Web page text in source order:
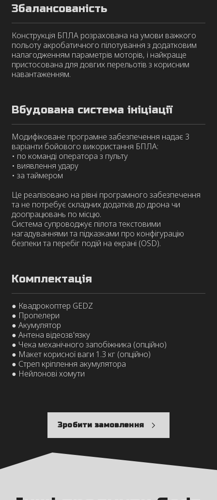
Збалансованість
Конструкція БПЛА розрахована на умови важкого
польоту акробатичного пілотування з додатковим
налагодженням параметрів моторів, і найкраще
пристосована для довгих перельотів з корисним
навантаженням.
Вбудована система ініціації
Модифіковане програмне забезпечення надає 3
варіанти бойового використання БПЛА:
• по команді оператора з пульту
• виявлення удару
• за таймером
Це реалізовано на рівні програмного забезпечення
та не потребує складних додатків до дрона чи
доопрацювань по місцю.
Система супроводжує пілота текстовими
нагадуваннями та підказками про конфігурацію
безпеки та перебіг подій на екрані (OSD).
Комплектація
● Квадрокоптер GEDZ
● Пропелери
● Акумулятор
● Антена відеозв'язку
● Чека механічного запобіжника (опційно)
● Макет корисної ваги 1.3 кг (опційно)
● Стреп кріплення акумулятора
● Нейлонові хомути
Зробити замовлення